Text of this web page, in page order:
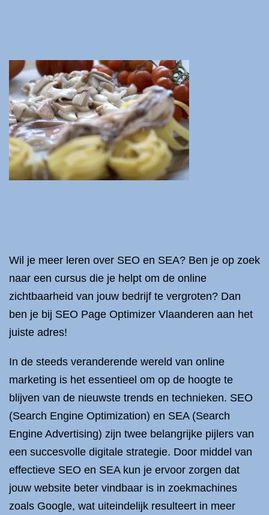
Wil je meer leren over SEO en SEA? Ben je op zoek
naar een cursus die je helpt om de online
zichtbaarheid van jouw bedrijf te vergroten? Dan
ben je bij SEO Page Optimizer Vlaanderen aan het
juiste adres!
In de steeds veranderende wereld van online
marketing is het essentieel om op de hoogte te
blijven van de nieuwste trends en technieken. SEO
(Search Engine Optimization) en SEA (Search
Engine Advertising) zijn twee belangrijke pijlers van
een succesvolle digitale strategie. Door middel van
effectieve SEO en SEA kun je ervoor zorgen dat
jouw website beter vindbaar is in zoekmachines
zoals Google, wat uiteindelijk resulteert in meer